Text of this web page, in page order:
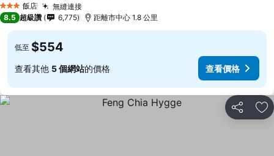
3 星級 飯店 無縫連接查看價格
8.5 超級讚 6,775 距離市中心 1.8 公里
低至 $554
查看其他 5 個網站的價格 查看價格
分享 加